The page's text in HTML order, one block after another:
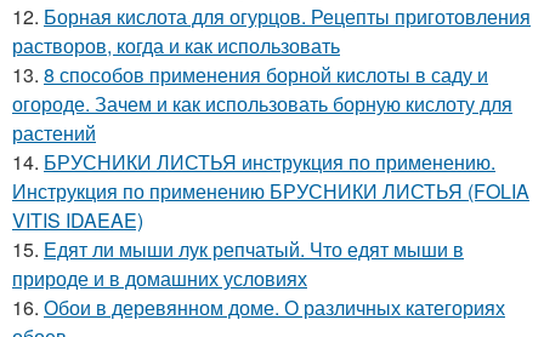
12. Борная кислота для огурцов. Рецепты приготовления
растворов, когда и как использовать
13. 8 способов применения борной кислоты в саду и
огороде. Зачем и как использовать борную кислоту для
растений
14. БРУСНИКИ ЛИСТЬЯ инструкция по применению.
Инструкция по применению БРУСНИКИ ЛИСТЬЯ (FOLIA
VITIS IDAEAE)
15. Едят ли мыши лук репчатый. Что едят мыши в
природе и в домашних условиях
16. Обои в деревянном доме. О различных категориях